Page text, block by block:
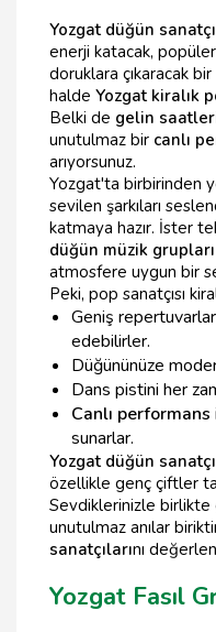
Yozgat düğün
enerji katacak,
doruklara çıkaracak
halde Yozgat kiralık
Belki de gelin
unutulmaz bir canlı
arıyorsunuz.
Yozgat'ta birbirinden
sevilen şarkıları
katmaya hazır. İster
düğün müzik grupları
atmosfere uygun bir
Peki, pop sanatçısı
Geniş
edebilirler.
Düğününüze
Dans pistini her
Canlı performans
sunarlar.
Yozgat düğün
özellikle genç çiftler
Sevdiklerinizle
unutulmaz anılar
sanatçılarını
Yozgat Fasıl